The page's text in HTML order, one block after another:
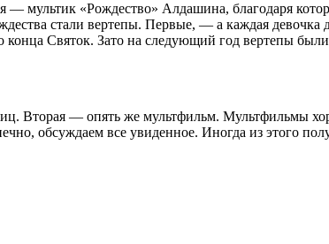
мультик «Рождество» Алдашина, благодаря
стали вертепы. Первые, — а каждая
Святок. Зато на следующий год вертепы
Вторая — опять же мультфильм. Мультфильмы
обсуждаем все увиденное. Иногда из этого